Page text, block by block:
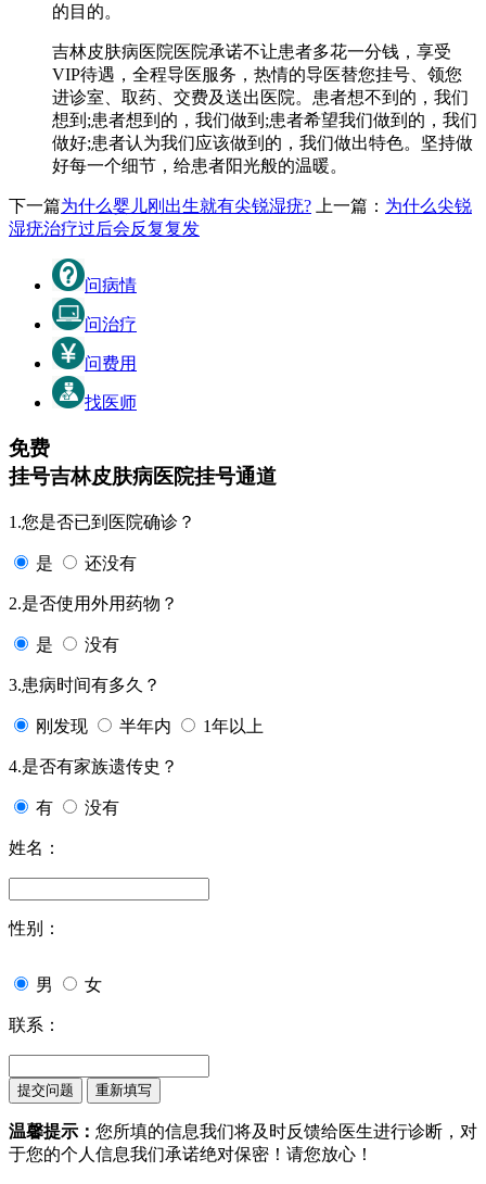
的目的。
吉林皮肤病医院医院承诺不让患者多花一分钱，享受
VIP待遇，全程导医服务，热情的导医替您挂号、领您
进诊室、取药、交费及送出医院。患者想不到的，我们
想到;患者想到的，我们做到;患者希望我们做到的，我们
做好;患者认为我们应该做到的，我们做出特色。坚持做
好每一个细节，给患者阳光般的温暖。
下一篇为什么婴儿刚出生就有尖锐湿疣? 上一篇： 为什么尖锐
湿疣治疗过后会反复复发
问病情
问治疗
问费用
找医师
免费
挂号吉林皮肤病医院挂号通道
1.您是否已到医院确诊？
是 还没有
2.是否使用外用药物？
是 没有
3.患病时间有多久？
刚发现 半年内 1年以上
4.是否有家族遗传史？
有 没有
姓名：
性别：
男 女
联系：
温馨提示： 您所填的信息我们将及时反馈给医生进行诊断，对
于您的个人信息我们承诺绝对保密！请您放心！